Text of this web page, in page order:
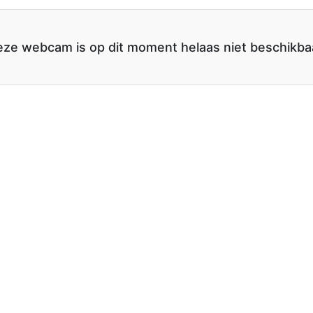
webcam is op dit moment helaas niet